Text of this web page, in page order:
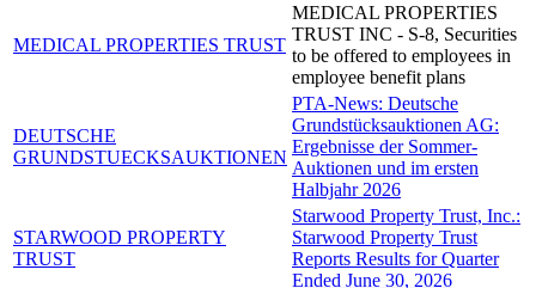
MEDICAL PROPERTIES TRUST
MEDICAL PROPERTIES
TRUST INC - S-8, Securities
to be offered to employees in
employee benefit plans
DEUTSCHE
GRUNDSTUECKSAUKTIONEN
PTA-News: Deutsche
Grundstücksauktionen AG:
Ergebnisse der Sommer-
Auktionen und im ersten
Halbjahr 2026
STARWOOD PROPERTY
TRUST
Starwood Property Trust, Inc.:
Starwood Property Trust
Reports Results for Quarter
Ended June 30, 2026